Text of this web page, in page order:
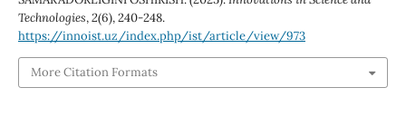
Technologies,2(6), 240-248.
https://innoist.uz/index.php/ist/article/view/973
More Citation Formats